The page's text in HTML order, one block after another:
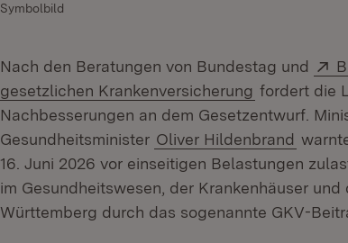
Symbolbild
Nach den Beratungen von Bundestag und
gesetzlichen Krankenversicherung (Öffnet in
fordert die
Nachbesserungen an dem Gesetzentwurf.
Gesundheitsminister Oliver Hildenbrand
16. Juni 2026 vor einseitigen Belastungen
im Gesundheitswesen, der Krankenhäuser
Württemberg durch das sogenannte GKV-